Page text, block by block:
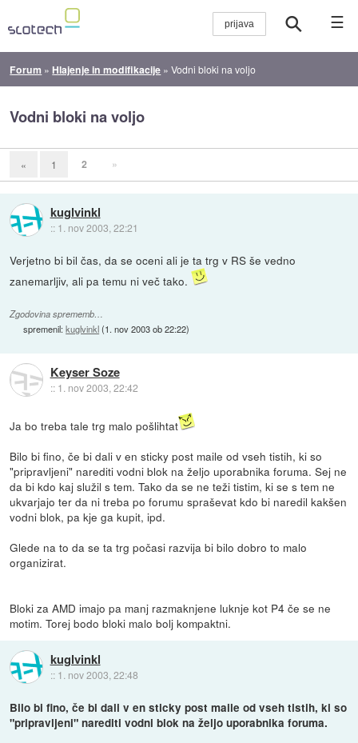
☰
Forum » Hlajenje in modifikacije »Vodni bloki na voljo
Vodni bloki na voljo
« 1 2 »
kuglvinkl
:: 1. nov 2003, 22:21
Verjetno bi bil čas, da se oceni ali je ta trg v RS še vedno
zanemarljiv, ali pa temu ni več tako.
Zgodovina sprememb…
spremenil:kuglvinkl(1. nov 2003 ob 22:22)
Keyser Soze
:: 1. nov 2003, 22:42
Ja bo treba tale trg malo pošlihtat
Bilo bi fino, če bi dali v en sticky post maile od vseh tistih, ki so
"pripravljeni" narediti vodni blok na željo uporabnika foruma. Sej ne
da bi kdo kaj služil s tem. Tako da se ne teži tistim, ki se s tem ne
ukvarjajo ter da ni treba po forumu spraševat kdo bi naredil kakšen
vodni blok, pa kje ga kupit, ipd.
Glede na to da se ta trg počasi razvija bi bilo dobro to malo
organizirat.
Bloki za AMD imajo pa manj razmaknjene luknje kot P4 če se ne
motim. Torej bodo bloki malo bolj kompaktni.
kuglvinkl
:: 1. nov 2003, 22:48
Bilo bi fino, če bi dali v en sticky post maile od vseh tistih, ki so
"pripravljeni" narediti vodni blok na željo uporabnika foruma.